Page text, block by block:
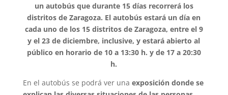
un autobús que durante 15 días recorrerá los
distritos de Zaragoza. El autobús estará un día en
cada uno de los 15 distritos de Zaragoza, entre el 9
y el 23 de diciembre, inclusive, y estará abierto al
público en horario de 10 a 13:30 h. y de 17 a 20:30
h.
En el autobús se podrá ver una exposición donde se